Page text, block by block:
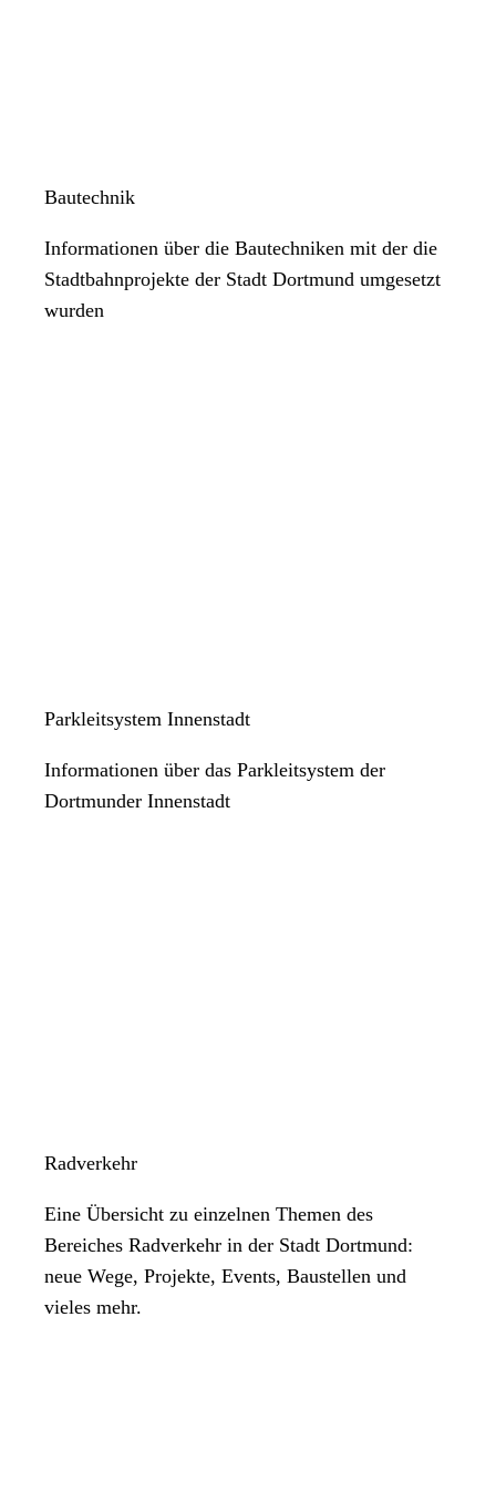
Bautechnik
Informationen über die Bautechniken mit der die
Stadtbahnprojekte der Stadt Dortmund umgesetzt
wurden
Parkleitsystem Innenstadt
Informationen über das Parkleitsystem der
Dortmunder Innenstadt
Radverkehr
Eine Übersicht zu einzelnen Themen des
Bereiches Radverkehr in der Stadt Dortmund:
neue Wege, Projekte, Events, Baustellen und
vieles mehr.